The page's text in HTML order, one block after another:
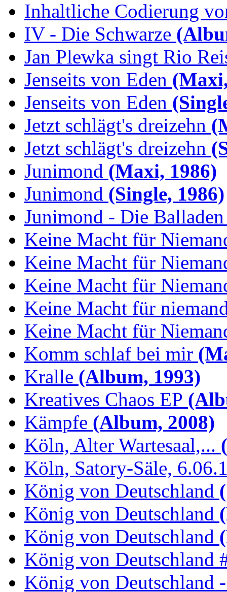
Inhaltliche Codierung
IV - Die Schwarze
Jan Plewka singt Rio
Jenseits von Eden
Jenseits von Eden
Jetzt schlägt's dreizehn
Jetzt schlägt's dreizehn
Junimond (Maxi, 1986)
Junimond (Single, 1986)
Junimond - Die Balladen
Keine Macht für
Keine Macht für
Keine Macht für
Keine Macht für
Keine Macht für
Komm schlaf bei mir
Kralle (Album, 1993)
Kreatives Chaos EP
Kämpfe (Album, 2008)
Köln, Alter Wartesaal,...
Köln, Satory-Säle,
König von Deutschland
König von Deutschland
König von Deutschland
König von Deutschland
König von Deutschland